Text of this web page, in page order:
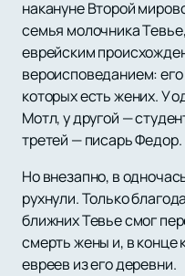
накануне Второй
семья молочника
еврейским
вероисповеданием:
которых есть жених. У
Мотл, у другой —
третей — писарь Федор.
Но внезапно, в
рухнули. Только
ближних Тевье смог
смерть жены и, в конце
евреев из его деревни.